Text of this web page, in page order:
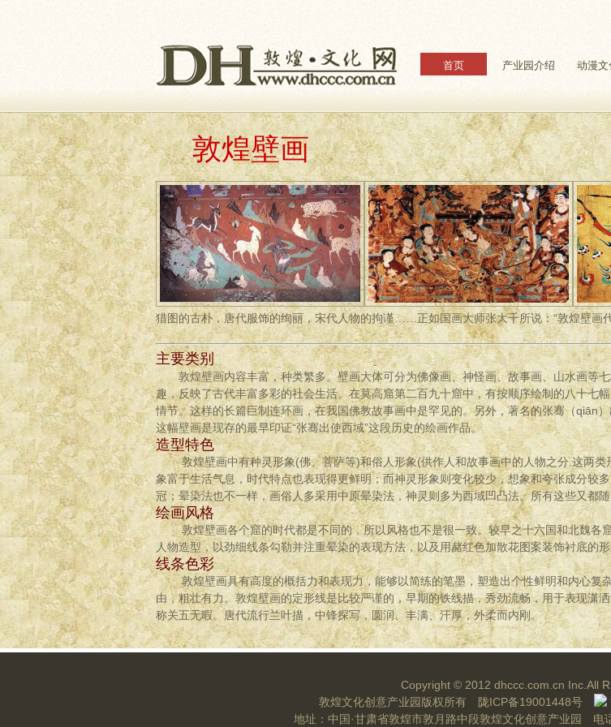
首页 产业园介绍 动漫文
敦煌壁画
猎图的古朴，唐代服饰的绚丽，宋代人物的拘谨……正如国画大师张大千所说：“敦煌壁画
主要类别
敦煌壁画内容丰富，种类繁多。壁画大体可分为佛像画、神怪画、故事画、山水画等
趣，反映了古代丰富多彩的社会生活。在莫高窟第二百九十窟中，有按顺序绘制的八十七
情节。这样的长篇巨制连环画，在我国佛教故事画中是罕见的。另外，著名的张骞（qiān
这幅壁画是现存的最早印证“张骞出使西域”这段历史的绘画作品。
造型特色
敦煌壁画中有种灵形象(佛、菩萨等)和俗人形象(供作人和故事画中的人物之分.这两类
象富于生活气息，时代特点也表现得更鲜明；而神灵形象则变化较少，想象和夸张成分较
冠；晕染法也不一样，画俗人多采用中原晕染法，神灵则多为西域凹凸法。所有这些又都随
绘画风格
敦煌壁画各个窟的时代都是不同的，所以风格也不是很一致。较早之十六国和北魏各
人物造型，以劲细线条勾勒并注重晕染的表现方法，以及用赭红色加散花图案装饰衬底的
线条色彩
敦煌壁画具有高度的概括力和表现力，能够以简练的笔墨，塑造出个性鲜明和内心复
由，粗壮有力。敦煌壁画的定形线是比较严谨的，早期的铁线描，秀劲流畅，用于表现潇
称关五无暇。唐代流行兰叶描，中锋探写，圆润、丰满、汗厚，外柔而内刚。
Copyright © 2012 dhccc.com.cn Inc.All
敦煌文化创意产业园版权所有
陇ICP备19001448号
地址：中国·甘肃省敦煌市敦月路中段敦煌文化创意产业园